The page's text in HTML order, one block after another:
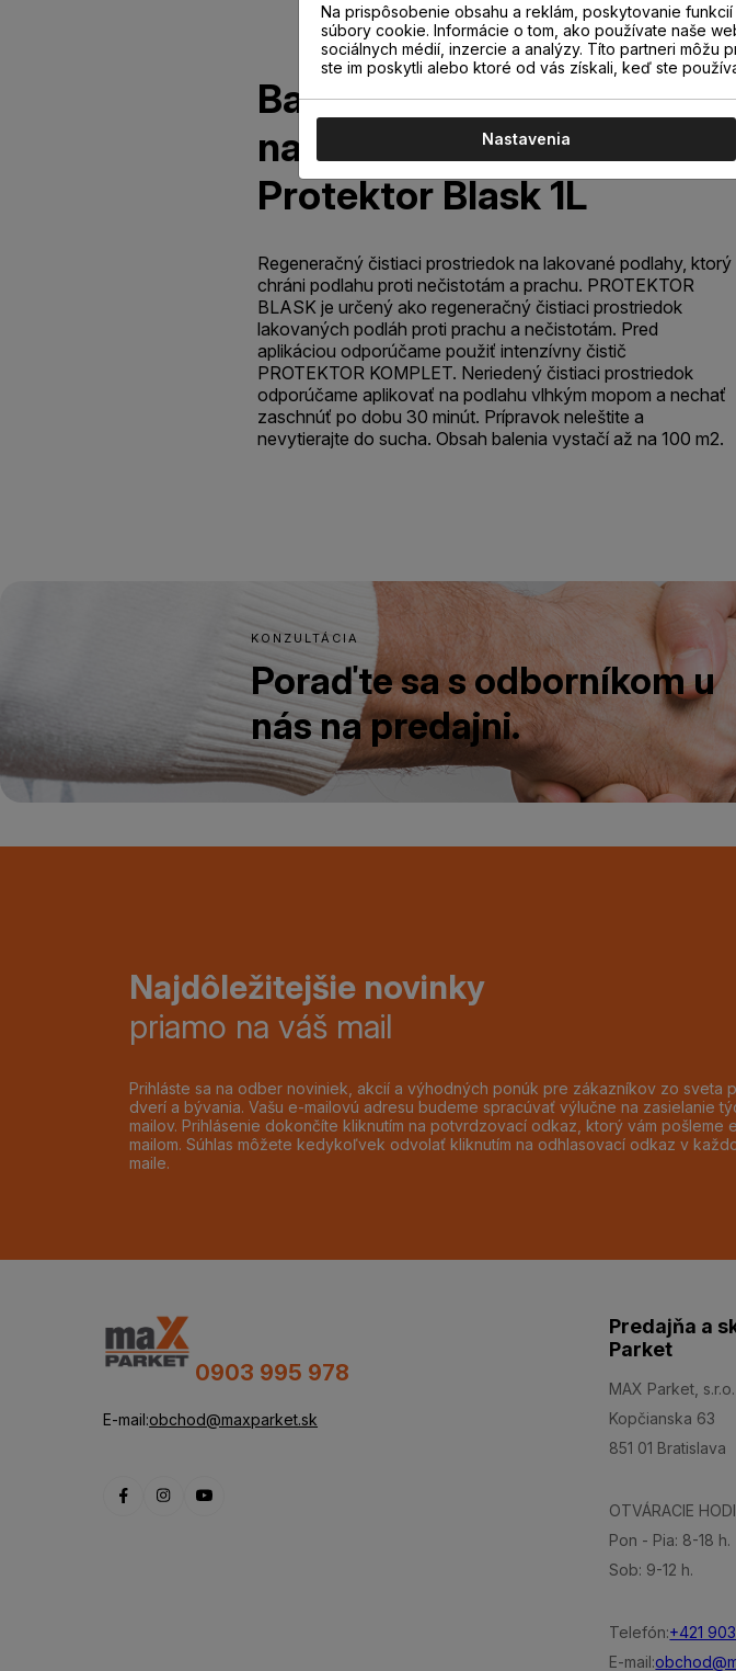
Barlinek ochranný čistič
na lakované podlahy -
Protektor Blask 1L
Regeneračný čistiaci prostriedok na lakované podlahy, ktorý
chráni podlahu proti nečistotám a prachu. PROTEKTOR
BLASK je určený ako regeneračný čistiaci prostriedok
lakovaných podláh proti prachu a nečistotám. Pred
aplikáciou odporúčame použiť intenzívny čistič
PROTEKTOR KOMPLET. Neriedený čistiaci prostriedok
odporúčame aplikovať na podlahu vlhkým mopom a nechať
zaschnúť po dobu 30 minút. Prípravok neleštite a
nevytierajte do sucha. Obsah balenia vystačí až na 100 m2.
KONZULTÁCIA
Poraďte sa s odborníkom u
nás na predajni.
Najdôležitejšie novinky
priamo na váš mail
Prihláste sa na odber noviniek, akcií a výhodných ponúk pre zákazníkov zo sveta
dverí a bývania. Vašu e-mailovú adresu budeme spracúvať výlučne na zasielanie
mailov. Prihlásenie dokončíte kliknutím na potvrdzovací odkaz, ktorý vám pošleme
mailom. Súhlas môžete kedykoľvek odvolať kliknutím na odhlasovací odkaz v
maile.
0903 995 978
E-mail:obchod@maxparket.sk
Predajňa a
Parket
MAX Parket, s.r.o.
Kopčianska 63
851 01 Bratislava
OTVÁRACIE
Pon - Pia: 8-18 h.
Sob: 9-12 h.
Telefón:+421
E-mail:
Na prispôsobenie obsahu a reklám, poskytovanie
súbory cookie. Informácie o tom, ako používate naše
sociálnych médií, inzercie a analýzy. Títo partneri môžu
ste im poskytli alebo ktoré od vás získali, keď ste
Nastavenia